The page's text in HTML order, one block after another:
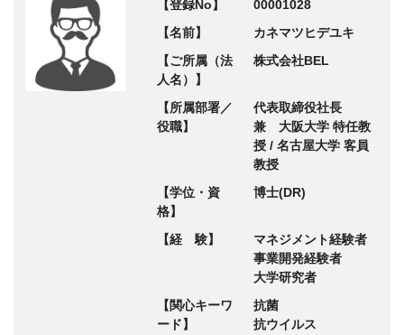
【登録No】
00001028
【名前】
カネマツヒデユキ
【ご所属（法
人名）】
株式会社BEL
【所属部署／
役職】
代表取締役社長
兼 大阪大学 特任教
授 / 名古屋大学 客員
教授
【学位・資
格】
博士(DR)
【経 験】
マネジメント経験者
事業開発経験者
大学研究者
【関心キーワ
ード】
抗菌
抗ウイルス